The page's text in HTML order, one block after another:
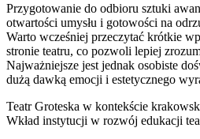
Przygotowanie do odbioru sztuki
otwartości umysłu i gotowości na
Warto wcześniej przeczytać krótkie
stronie teatru, co pozwoli lepiej
Najważniejsze jest jednak osobiste
dużą dawką emocji i estetycznego
Teatr Groteska w kontekście
Wkład instytucji w rozwój edukacji